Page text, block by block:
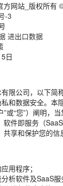
方网站_版权所有
-3
进出口数据
日
限公司，以下简
和数据安全。本
”或“您”）阐明，
件即服务（
享和保护您的信
用程序；
析软件及SaaS服